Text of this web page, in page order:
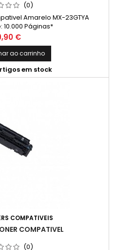
(0)
Amarelo MX-23GTYA
Páginas*
€
ao carrinho
em stock
COMPATIVEIS
COMPATIVEL
(0)